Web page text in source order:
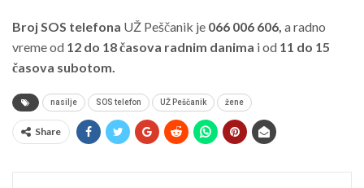
Broj SOS telefona UŽ Peščanik je 066 006 606, a radno
vreme od 12 do 18 časova radnim danima i od 11 do 15
časova subotom.
nasilje SOS telefon UŽ Peščanik žene
Share